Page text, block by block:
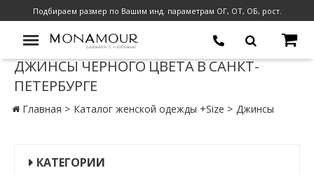
Подбираем размер по Вашим инд. параметрам ОГ, ОТ, ОБ, рост.
ДЖИНСЫ ЧЕРНОГО ЦВЕТА В САНКТ-
ПЕТЕРБУРГЕ
Главная Каталог женской одежды +Size Джинсы
КАТЕГОРИИ